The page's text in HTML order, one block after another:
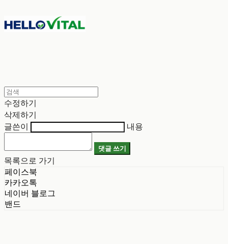
수정하기
삭제하기
글쓴이
내용
댓글 쓰기
목록으로 가기
페이스북
카카오톡
네이버 블로그
밴드